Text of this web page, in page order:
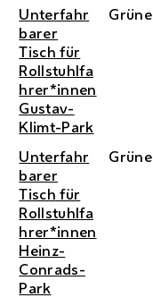
Unterfahr
barer
Tisch für
Rollstuhlfa
hrer*innen
Gustav-
Klimt-Park
Grüne
Unterfahr
barer
Tisch für
Rollstuhlfa
hrer*innen
Heinz-
Conrads-
Park
Grüne